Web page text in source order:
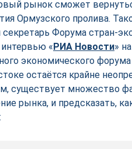
рынок сможет
Ормузского пролива.
секретарь Форума стран-
«РИА Новости»
экономического
остаётся крайне
существует множество
рынка, и предсказать,